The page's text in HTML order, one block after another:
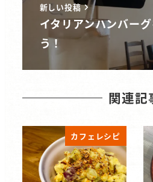
新しい投稿
イタリアンハンバー
う！
関連記
カフェレシピ